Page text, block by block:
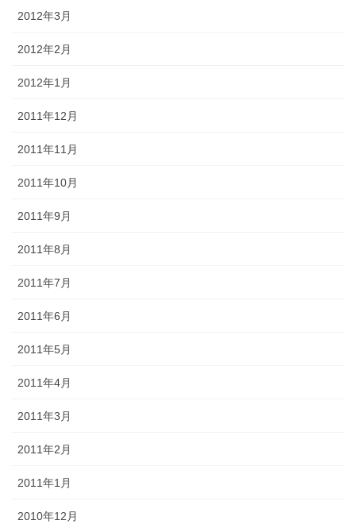
2012年3月
2012年2月
2012年1月
2011年12月
2011年11月
2011年10月
2011年9月
2011年8月
2011年7月
2011年6月
2011年5月
2011年4月
2011年3月
2011年2月
2011年1月
2010年12月